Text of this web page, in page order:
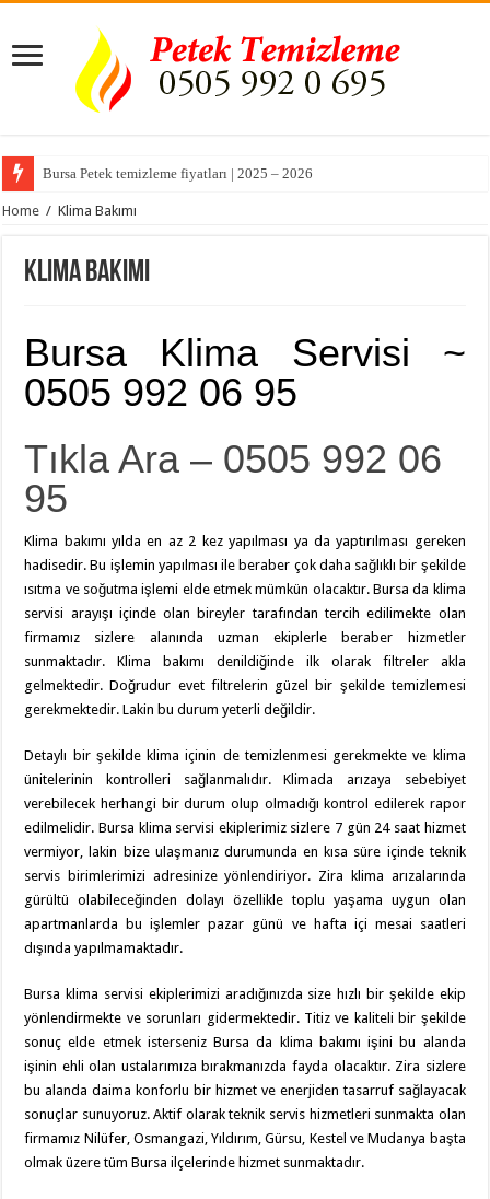
Bursa Petek temizleme fiyatları | 2025 – 2026
Home / Klima Bakımı
Klima Bakımı
Bursa Klima Servisi ~
0505 992 06 95
Tıkla Ara – 0505 992 06
95
Klima bakımı yılda en az 2 kez yapılması ya da yaptırılması gereken
hadisedir. Bu işlemin yapılması ile beraber çok daha sağlıklı bir şekilde
ısıtma ve soğutma işlemi elde etmek mümkün olacaktır. Bursa da klima
servisi arayışı içinde olan bireyler tarafından tercih edilimekte olan
firmamız sizlere alanında uzman ekiplerle beraber hizmetler
sunmaktadır. Klima bakımı denildiğinde ilk olarak filtreler akla
gelmektedir. Doğrudur evet filtrelerin güzel bir şekilde temizlemesi
gerekmektedir. Lakin bu durum yeterli değildir.
Detaylı bir şekilde klima içinin de temizlenmesi gerekmekte ve klima
ünitelerinin kontrolleri sağlanmalıdır. Klimada arızaya sebebiyet
verebilecek herhangi bir durum olup olmadığı kontrol edilerek rapor
edilmelidir. Bursa klima servisi ekiplerimiz sizlere 7 gün 24 saat hizmet
vermiyor, lakin bize ulaşmanız durumunda en kısa süre içinde teknik
servis birimlerimizi adresinize yönlendiriyor. Zira klima arızalarında
gürültü olabileceğinden dolayı özellikle toplu yaşama uygun olan
apartmanlarda bu işlemler pazar günü ve hafta içi mesai saatleri
dışında yapılmamaktadır.
Bursa klima servisi ekiplerimizi aradığınızda size hızlı bir şekilde ekip
yönlendirmekte ve sorunları gidermektedir. Titiz ve kaliteli bir şekilde
sonuç elde etmek isterseniz Bursa da klima bakımı işini bu alanda
işinin ehli olan ustalarımıza bırakmanızda fayda olacaktır. Zira sizlere
bu alanda daima konforlu bir hizmet ve enerjiden tasarruf sağlayacak
sonuçlar sunuyoruz. Aktif olarak teknik servis hizmetleri sunmakta olan
firmamız Nilüfer, Osmangazi, Yıldırım, Gürsu, Kestel ve Mudanya başta
olmak üzere tüm Bursa ilçelerinde hizmet sunmaktadır.